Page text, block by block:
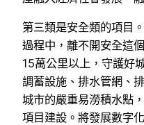
第三類是安全類的項目
過程中，離不開安全這
15萬公里以上，守護好
調蓄設施、排水管網、
城市的嚴重易澇積水點
項目建設。將發展數字化